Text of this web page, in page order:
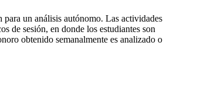
un análisis autónomo. Las actividades
de sesión, en donde los estudiantes son
obtenido semanalmente es analizado o